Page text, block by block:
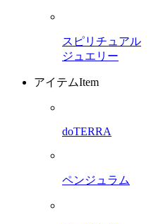
スピリチュアル
ジュエリー
アイテムItem
doTERRA
ペンジュラム